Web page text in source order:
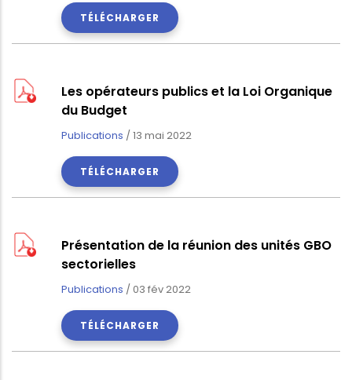
TÉLÉCHARGER
Les opérateurs publics et la Loi Organique
du Budget
Publications /13 mai 2022
TÉLÉCHARGER
Présentation de la réunion des unités GBO
sectorielles
Publications / 03 fév 2022
TÉLÉCHARGER